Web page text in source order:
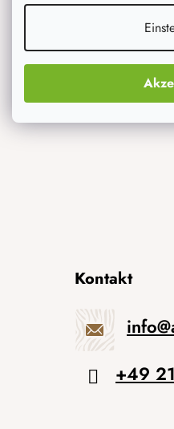
Was
Neuheiten
Originelle
Kontakt
info@
+49